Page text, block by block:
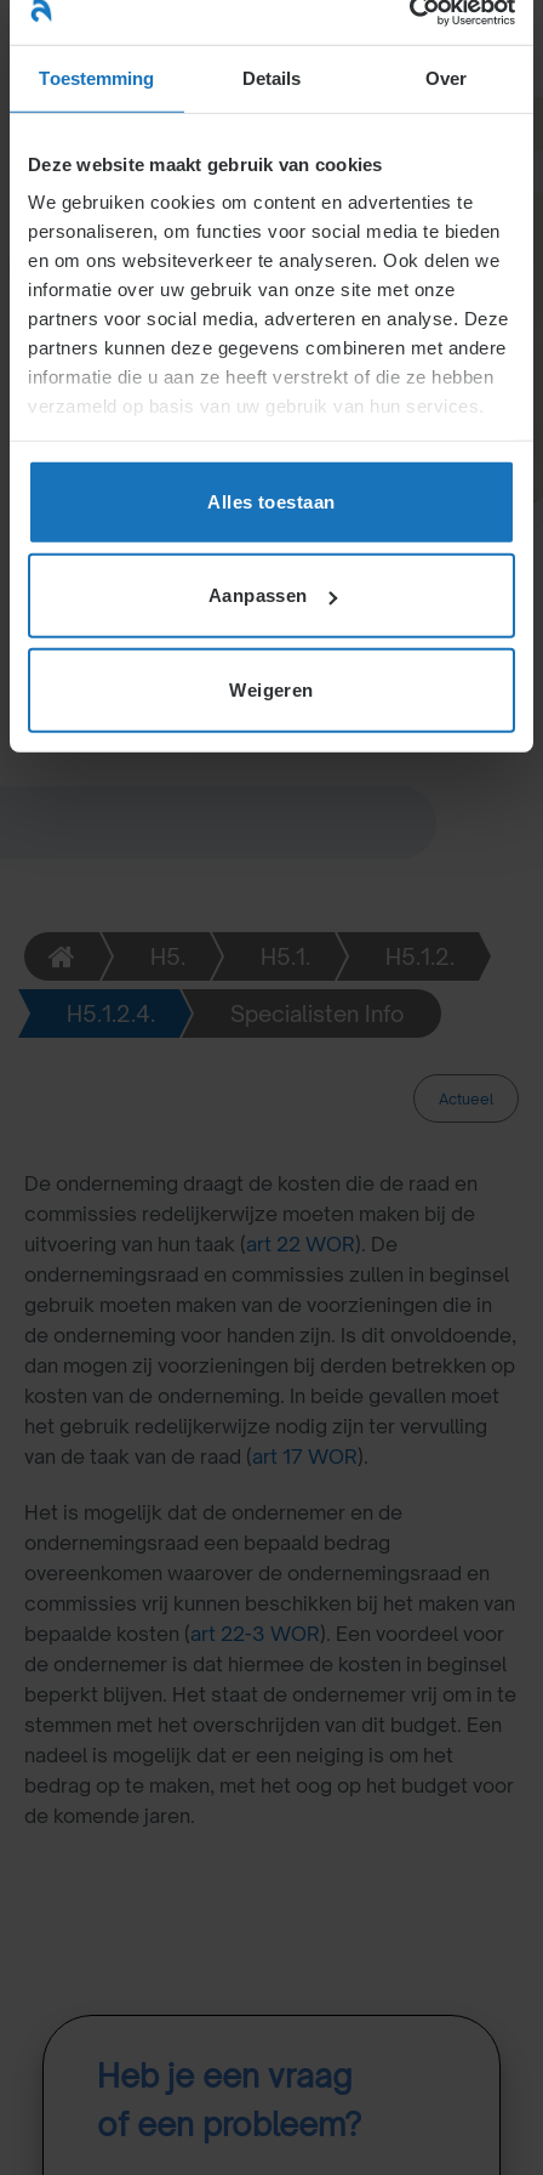
Toestemming Details Over
Deze website maakt gebruik van cookies
We gebruiken cookies om content en advertenties te
personaliseren, om functies voor social media te bieden
en om ons websiteverkeer te analyseren. Ook delen we
informatie over uw gebruik van onze site met onze
partners voor social media, adverteren en analyse. Deze
partners kunnen deze gegevens combineren met andere
informatie die u aan ze heeft verstrekt of die ze hebben
verzameld op basis van uw gebruik van hun services.
Alles toestaan
Aanpassen
Weigeren
naar
inhoud
5.1.2.4. Kosten en ter
beschikking stellen
van voorzieningen
De onderneming dekt redelijke kosten van de
ondernemingsraad en commissies, inclusief externe
Een vast budget kan worden afgesproken, maar
ondernemer. Budgetgebruik kan toekomstige
financiering beïnvloeden door een neiging tot
H5. H5.1. H5.1.2.
H5.1.2.4. Specialisten Info
Actueel
De onderneming draagt de kosten die de raad en
commissies redelijkerwijze moeten maken bij de
uitvoering van hun taak (art 22 WOR). De
ondernemingsraad en commissies zullen in beginsel
gebruik moeten maken van de voorzieningen die in
de onderneming voor handen zijn. Is dit onvoldoende,
dan mogen zij voorzieningen bij derden betrekken op
kosten van de onderneming. In beide gevallen moet
het gebruik redelijkerwijze nodig zijn ter vervulling
van de taak van de raad (art 17 WOR).
Het is mogelijk dat de ondernemer en de
ondernemingsraad een bepaald bedrag
overeenkomen waarover de ondernemingsraad en
commissies vrij kunnen beschikken bij het maken van
bepaalde kosten (art 22-3 WOR). Een voordeel voor
de ondernemer is dat hiermee de kosten in beginsel
beperkt blijven. Het staat de ondernemer vrij om in te
stemmen met het overschrijden van dit budget. Een
nadeel is mogelijk dat er een neiging is om het
bedrag op te maken, met het oog op het budget voor
de komende jaren.
Heb je een vraag
of een probleem?